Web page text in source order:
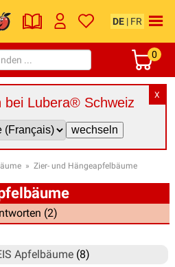
DE | FR
0
X
bei Lubera® Schweiz
» Zier- und Hängeapfelbäume
(2)
Apfelbäume (8)